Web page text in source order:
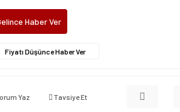
Haber Ver
Fiyatı Düşünce Haber Ver
Yaz Tavsiye Et